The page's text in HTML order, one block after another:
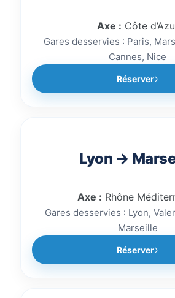
Axe : Côte
Gares desservies : Paris,
Cannes, Nice
Réserver
Lyon →
Axe : Rhône
Gares desservies : Lyon,
Marseille
Réserver